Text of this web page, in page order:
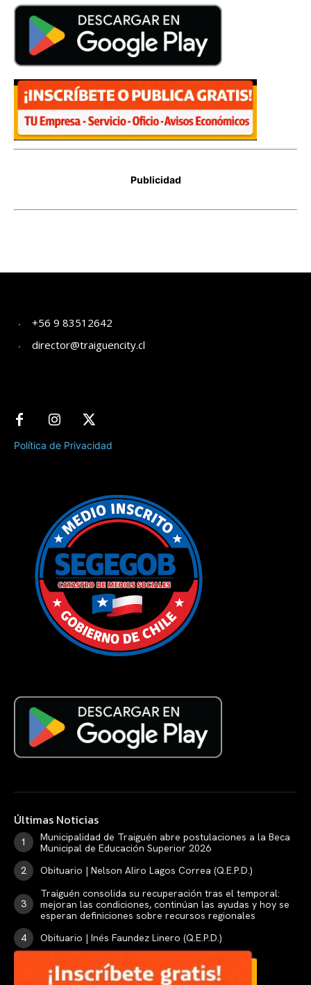
+56 9 83512642
director@traiguencity.cl
Política de Privacidad
Últimas Noticias
Municipalidad de Traiguén abre postulaciones a la Beca
Municipal de Educación Superior 2026
Obituario | Nelson Aliro Lagos Correa (Q.E.P.D.)
Traiguén consolida su recuperación tras el temporal:
mejoran las condiciones, continúan las ayudas y hoy se
esperan definiciones sobre recursos regionales
Obituario | Inés Faundez Linero (Q.E.P.D.)